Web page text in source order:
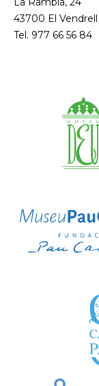
43700 El Vendrell
Tel. 977 66 56 84